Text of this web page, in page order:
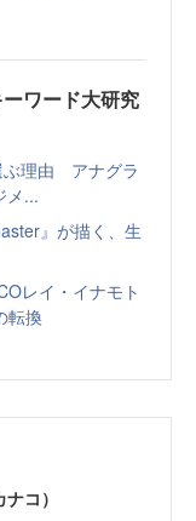
ワード大研究
ぶ理由 アナグラ
メ...
』が描く、生
レイ・イナモト
転換
コ）